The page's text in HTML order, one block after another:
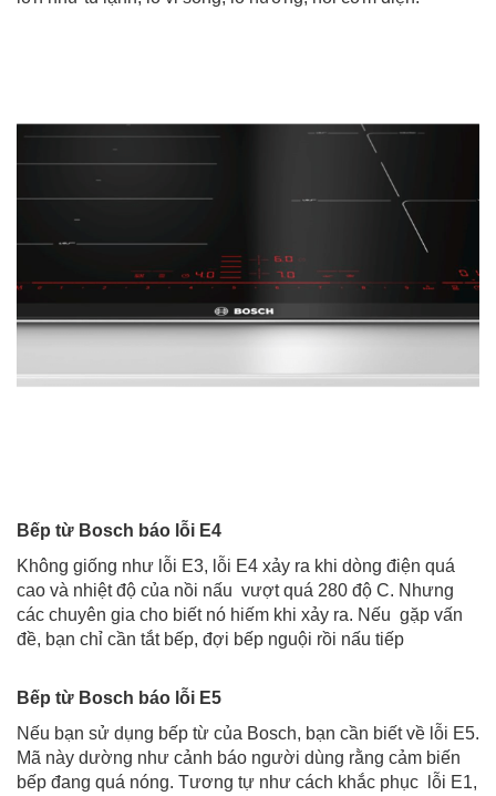
Bếp từ Bosch báo lỗi E4
Không giống như lỗi E3, lỗi E4 xảy ra khi dòng điện quá
cao và nhiệt độ của nồi nấu vượt quá 280 độ C. Nhưng
các chuyên gia cho biết nó hiếm khi xảy ra. Nếu gặp vấn
đề, bạn chỉ cần tắt bếp, đợi bếp nguội rồi nấu tiếp
Bếp từ Bosch báo lỗi E5
Nếu bạn sử dụng bếp từ của Bosch, bạn cần biết về lỗi E5.
Mã này dường như cảnh báo người dùng rằng cảm biến
bếp đang quá nóng. Tương tự như cách khắc phục lỗi E1,